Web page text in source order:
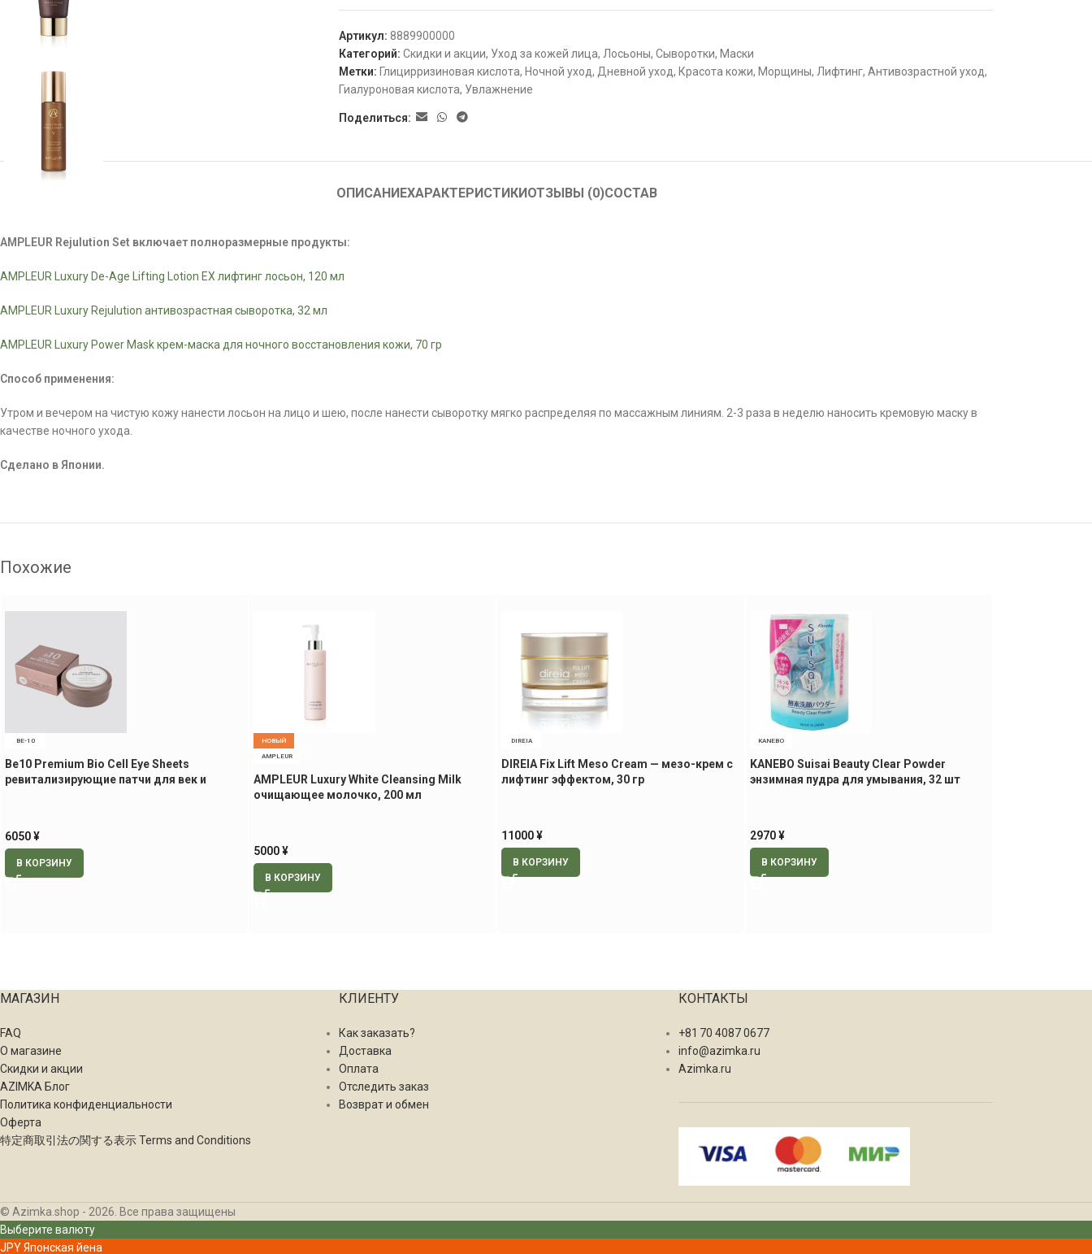
Артикул:8889900000
Категорий: Скидки и акции, Уход за кожей лица, Лосьоны, Сыворотки, Маски
Метки: Глицирризиновая кислота, Ночной уход, Дневной уход, Красота кожи, Морщины, Лифтинг, Антивозрастной уход,
Гиалуроновая кислота, Увлажнение
Поделиться:
ОПИСАНИЕХАРАКТЕРИСТИКИОТЗЫВЫ (0)СОСТАВ
AMPLEUR Rejulution Set включает полноразмерные продукты:
AMPLEUR Luxury De-Age Lifting Lotion EX лифтинг лосьон, 120 мл
AMPLEUR Luxury Rejulution антивозрастная сыворотка, 32 мл
AMPLEUR Luxury Power Mask крем-маска для ночного восстановления кожи, 70 гр
Способ применения:
Утром и вечером на чистую кожу нанести лосьон на лицо и шею, после нанести сыворотку мягко распределяя по массажным линиям. 2-3 раза в неделю наносить кремовую маску в
качестве ночного ухода.
Сделано в Японии.
Похожие
BE-10
Be10 Premium Bio Cell Eye Sheets
ревитализирующие патчи для век и
6050¥
В КОРЗИНУ
НОВЫЙ
AMPLEUR
AMPLEUR Luxury White Cleansing Milk
очищающее молочко, 200 мл
5000¥
В КОРЗИНУ
DIREIA
DIREIA Fix Lift Meso Cream — мезо-крем с
лифтинг эффектом, 30 гр
11000¥
В КОРЗИНУ
KANEBO
KANEBO Suisai Beauty Clear Powder
энзимная пудра для умывания, 32 шт
2970¥
В КОРЗИНУ
МАГАЗИН
FAQ
О магазине
Скидки и акции
AZIMKA Блог
Политика конфиденциальности
Оферта
特定商取引法の関する表示 Terms and Conditions
КЛИЕНТУ
Как заказать?
Доставка
Оплата
Отследить заказ
Возврат и обмен
КОНТАКТЫ
+81 70 4087 0677
info@azimka.ru
Azimka.ru
© Azimka.shop - 2026. Все права защищены
Выберите валюту
JPYЯпонская йена